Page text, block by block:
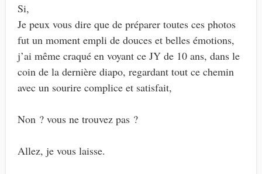
Si,
Je peux vous dire que de préparer toutes ces photos
fut un moment empli de douces et belles émotions,
j’ai même craqué en voyant ce JY de 10 ans, dans le
coin de la dernière diapo, regardant tout ce chemin
avec un sourire complice et satisfait,
Non ? vous ne trouvez pas ?
Allez, je vous laisse.